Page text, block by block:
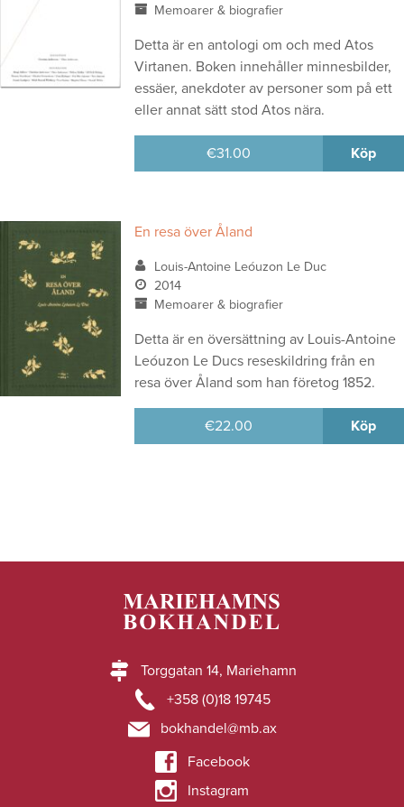
Memoarer & biografier
Detta är en antologi om och med Atos
Virtanen. Boken innehåller minnesbilder,
essäer, anekdoter av personer som på ett
eller annat sätt stod Atos nära.
€31.00 Köp
En resa över Åland
Louis-Antoine Leóuzon Le Duc
2014
Memoarer & biografier
Detta är en översättning av Louis-Antoine
Leóuzon Le Ducs reseskildring från en
resa över Åland som han företog 1852.
€22.00 Köp
Torggatan 14, Mariehamn
+358 (0)18 19745
bokhandel@mb.ax
Facebook
Instagram